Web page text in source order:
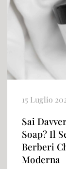
15 Luglio
Sai
Soap? Il
Berberi
Moderna